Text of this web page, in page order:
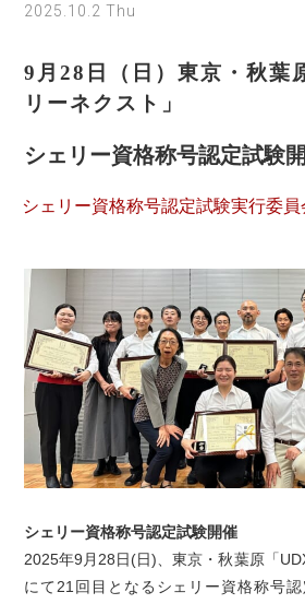
2025.10.2 Thu
9月28日（日）東京・秋葉
リーネクスト」
シェリー資格称号認定試験
シェリー資格称号認定試験実行委員
シェリー資格称号認定試験開催
2025年9月28日(日)、東京・秋葉原「
にて21回目となるシェリー資格称号